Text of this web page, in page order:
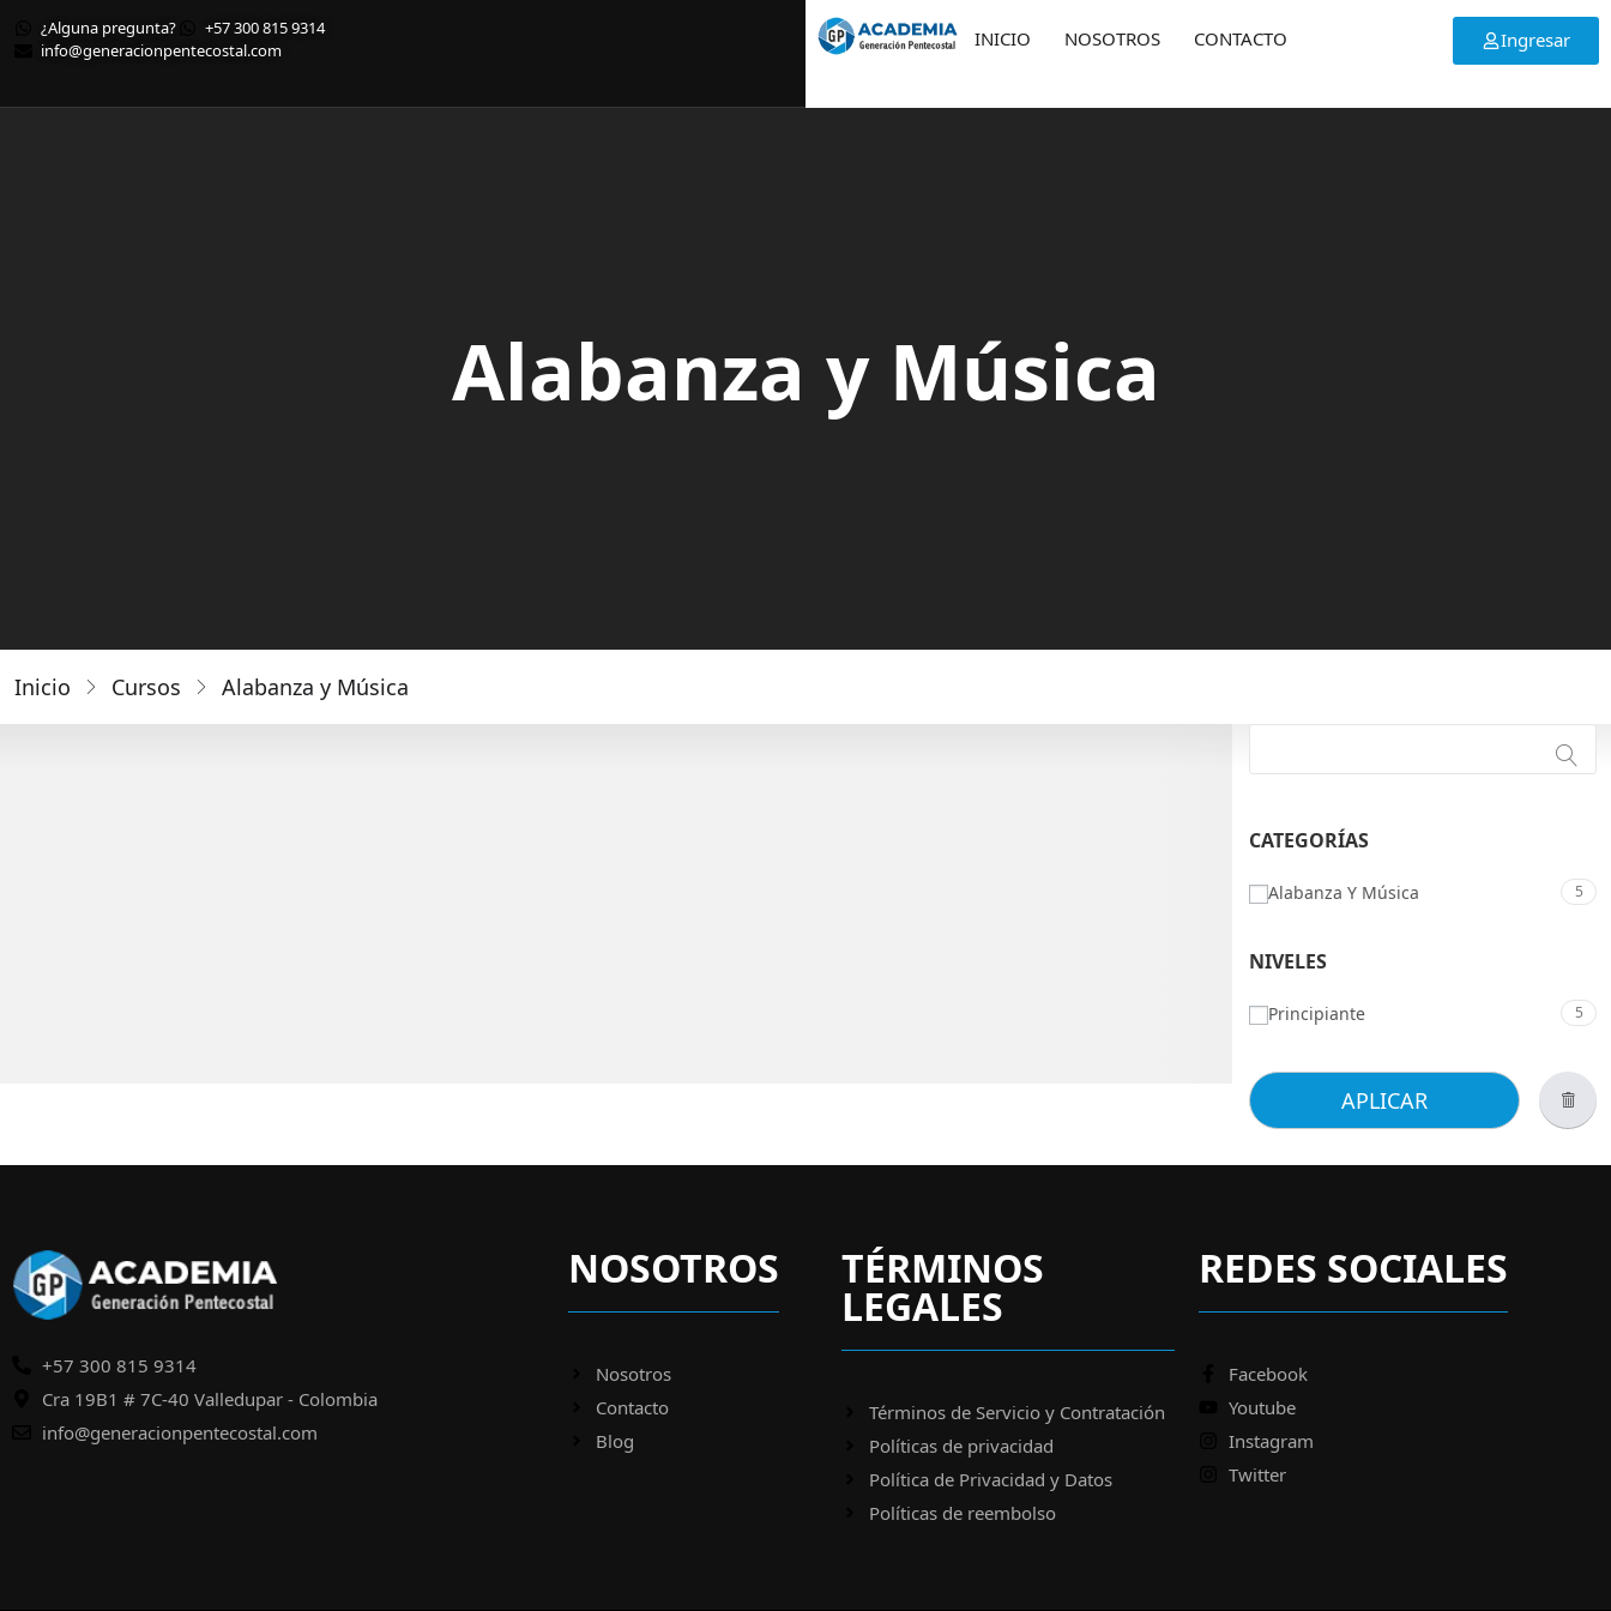
¿Alguna pregunta?
+57 300 815 9314
info@generacionpentecostal.com
INICIO NOSOTROS CONTACTO Ingresar
Alabanza y Música
Inicio Cursos Alabanza y Música
CATEGORÍAS
Alabanza Y Música 5
NIVELES
Principiante 5
APLICAR
+57 300 815 9314
Cra 19B1 # 7C-40 Valledupar - Colombia
info@generacionpentecostal.com
NOSOTROS
Nosotros
Contacto
Blog
TÉRMINOS
LEGALES
Términos de Servicio y Contratación
Políticas de privacidad
Política de Privacidad y Datos
Políticas de reembolso
REDES SOCIALES
Facebook
Youtube
Instagram
Twitter